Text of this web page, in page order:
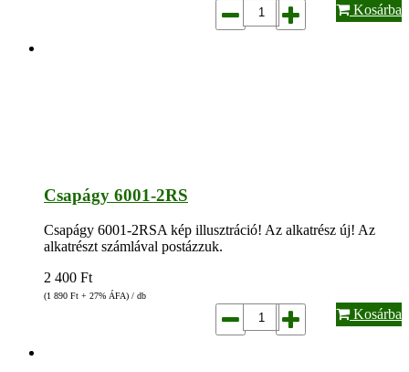
Kosárba
Csapágy 6001-2RS
Csapágy 6001-2RSA kép illusztráció! Az alkatrész új! Az
alkatrészt számlával postázzuk.
2 400 Ft
(1 890 Ft + 27% ÁFA) / db
Kosárba